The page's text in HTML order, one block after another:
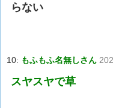
らない
10: もふもふ名無しさん
スヤスヤで草